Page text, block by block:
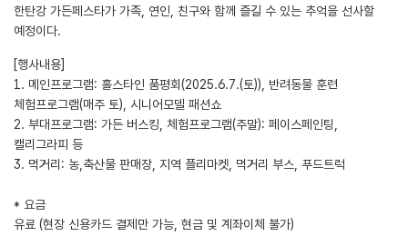
한탄강 가든페스타가 가족, 연인, 친구와 함께 즐길 수 있는 추억을 선사할
예정이다.
[행사내용]
1. 메인프로그램: 홀스타인 품평회(2025.6.7.(토)), 반려동물 훈련
체험프로그램(매주 토), 시니어모델 패션쇼
2. 부대프로그램: 가든 버스킹, 체험프로그램(주말): 페이스페인팅,
캘리그라피 등
3. 먹거리: 농,축산물 판매장, 지역 플리마켓, 먹거리 부스, 푸드트럭
* 요금
유료 (현장 신용카드 결제만 가능, 현금 및 계좌이체 불가)